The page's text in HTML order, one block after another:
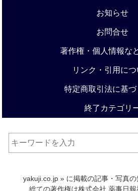
お知らせ
お問合せ
著作権・個人情報な
リンク・引用につ
特定商取引法に基
終了カテゴリ
yakuji.co.jp » に掲載の記事・写真
総ての著作権は株式会社 薬事日報